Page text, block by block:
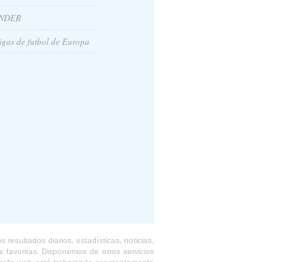
de futbol de Europa
resultados diarios, estadísticas, noticias,
Disponemos de otros servicios